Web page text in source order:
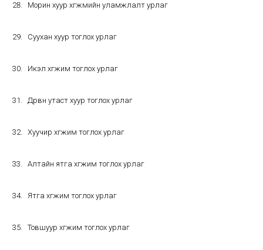
Морин хуур хөгжмийн уламжлалт урлаг
Суухан хуур тоглох урлаг
Икэл хөгжим тоглох урлаг
Дөрвөн утаст хуур тоглох урлаг
Хуучир хөгжим тоглох урлаг
Алтайн ятга хөгжим тоглох урлаг
Ятга хөгжим тоглох урлаг
Товшуур хөгжим тоглох урлаг